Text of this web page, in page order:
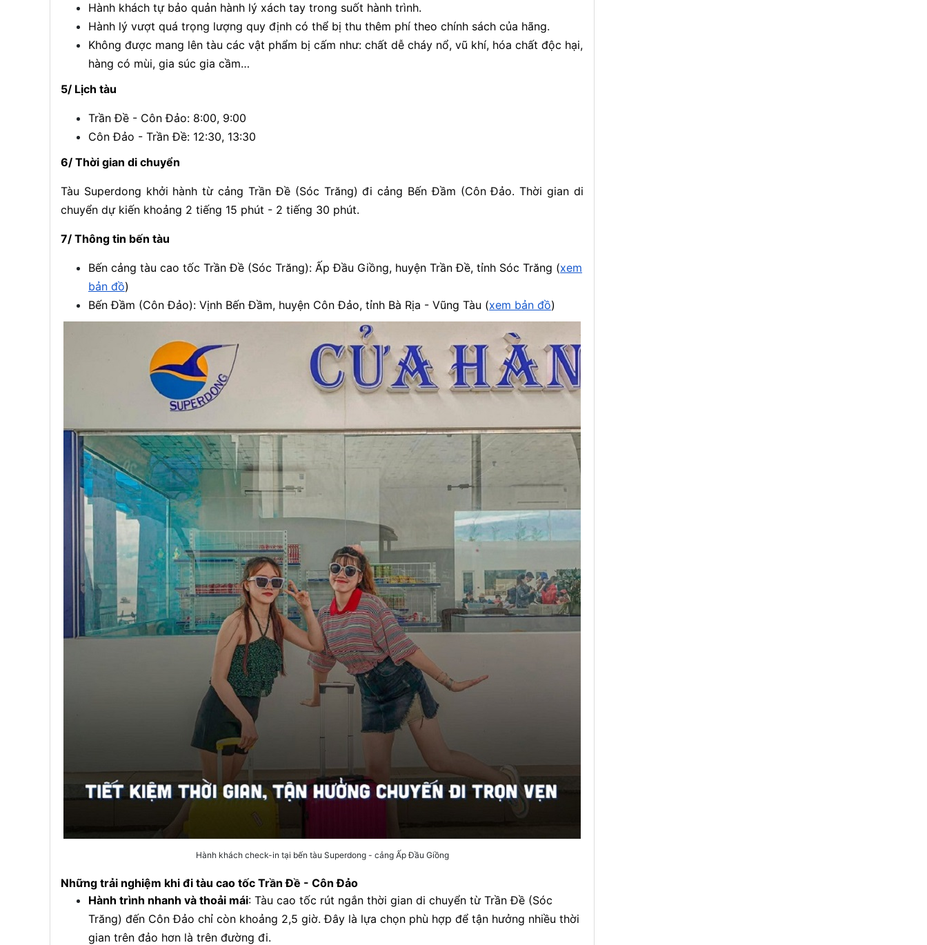
Hành khách tự bảo quản hành lý xách tay trong suốt hành trình.
Hành lý vượt quá trọng lượng quy định có thể bị thu thêm phí theo chính sách của hãng.
Không được mang lên tàu các vật phẩm bị cấm như: chất dễ cháy nổ, vũ khí, hóa chất độc hại,
hàng có mùi, gia súc gia cầm…
5/ Lịch tàu
Trần Đề - Côn Đảo: 8:00, 9:00
Côn Đảo - Trần Đề: 12:30, 13:30
6/ Thời gian di chuyển
Tàu Superdong khởi hành từ cảng Trần Đề (Sóc Trăng) đi cảng Bến Đầm (Côn Đảo. Thời gian di
chuyển dự kiến khoảng 2 tiếng 15 phút - 2 tiếng 30 phút.
7/ Thông tin bến tàu
Bến cảng tàu cao tốc Trần Đề (Sóc Trăng): Ấp Đầu Giồng, huyện Trần Đề, tỉnh Sóc Trăng (xem
bản đồ)
Bến Đầm (Côn Đảo): Vịnh Bến Đầm, huyện Côn Đảo, tỉnh Bà Rịa - Vũng Tàu (xem bản đồ)
Hành khách check-in tại bến tàu Superdong - cảng Ấp Đầu Giồng
Những trải nghiệm khi đi tàu cao tốc Trần Đề - Côn Đảo
Hành trình nhanh và thoải mái: Tàu cao tốc rút ngắn thời gian di chuyển từ Trần Đề (Sóc
Trăng) đến Côn Đảo chỉ còn khoảng 2,5 giờ. Đây là lựa chọn phù hợp để tận hưởng nhiều thời
gian trên đảo hơn là trên đường đi.